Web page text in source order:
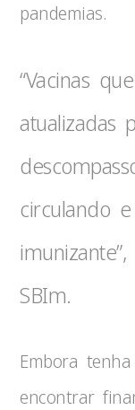
pandemias.
“Vacinas
atualizadas
circulando
SBIm.
Embora
encontrar